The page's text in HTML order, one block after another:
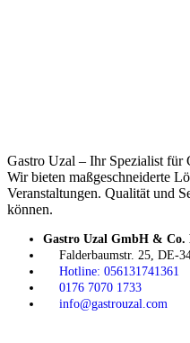
Gastro Uzal – Ihr Spezialist für
Wir bieten maßgeschneiderte
Veranstaltungen. Qualität und
können.
Gastro Uzal GmbH & Co.
Falderbaumstr. 25, DE-
Hotline: 056131741361
0176 7070 1733
info@gastrouzal.com